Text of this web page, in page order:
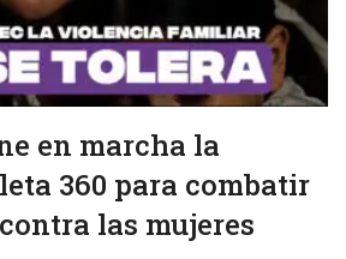
en marcha la
360 para combatir
las mujeres